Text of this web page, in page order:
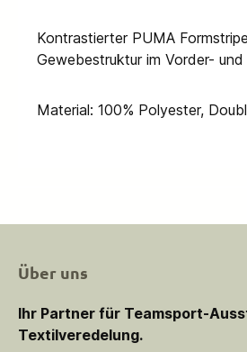
Kontrastierter PUMA
Gewebestruktur im Vorder-
Material: 100% Polyester,
Über uns
Ihr Partner für Teamsport-
Textilveredelung.